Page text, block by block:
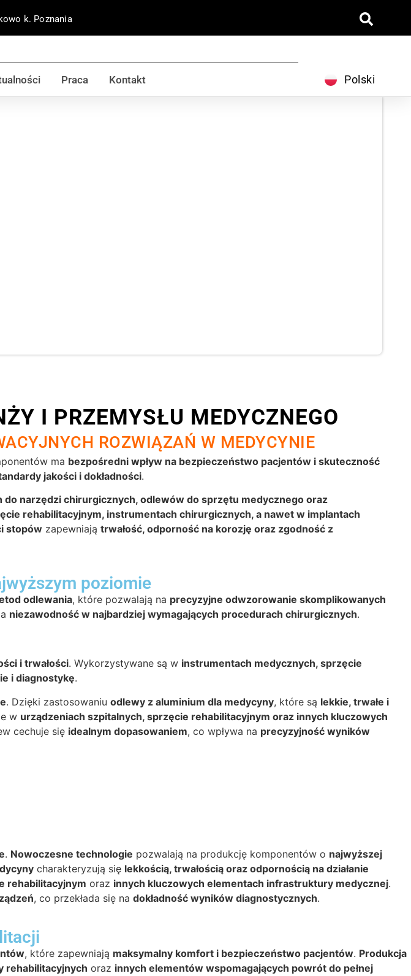
k. Poznania
Praca Kontakt Polski
Español
Dansk
I PRZEMYSŁU MEDYCZNEGO
ROZWIĄZAŃ W MEDYCYNIE
ma bezpośredni wpływ na bezpieczeństwo pacjentów i skuteczność
jakości i dokładności.
do narzędzi chirurgicznych, odlewów do sprzętu medycznego oraz
rehabilitacyjnym, instrumentach chirurgicznych, a nawet w implantach
stopów zapewniają trwałość, odporność na korozję oraz zgodność z
poziomie
odlewania, które pozwalają na precyzyjne odwzorowanie skomplikowanych
niezawodność w najbardziej wymagających procedurach chirurgicznych.
i trwałości. Wykorzystywane są w instrumentach medycznych, sprzęcie
i diagnostykę.
. Dzięki zastosowaniu odlewy z aluminium dla medycyny, które są lekkie, trwałe i
w urządzeniach szpitalnych, sprzęcie rehabilitacyjnym oraz innych kluczowych
cechuje się idealnym dopasowaniem, co wpływa na precyzyjność wyników
. Nowoczesne technologie pozwalają na produkcję komponentów o najwyższej
charakteryzują się lekkością, trwałością oraz odpornością na działanie
rehabilitacyjnym oraz innych kluczowych elementach infrastruktury medycznej.
, co przekłada się na dokładność wyników diagnostycznych.
, które zapewniają maksymalny komfort i bezpieczeństwo pacjentów. Produkcja
rehabilitacyjnych oraz innych elementów wspomagających powrót do pełnej